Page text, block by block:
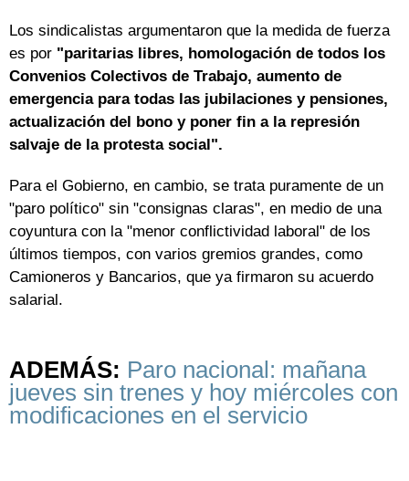
Los sindicalistas argumentaron que la medida de fuerza
es por "paritarias libres, homologación de todos los
Convenios Colectivos de Trabajo, aumento de
emergencia para todas las jubilaciones y pensiones,
actualización del bono y poner fin a la represión
salvaje de la protesta social".
Para el Gobierno, en cambio, se trata puramente de un
"paro político" sin "consignas claras", en medio de una
coyuntura con la "menor conflictividad laboral" de los
últimos tiempos, con varios gremios grandes, como
Camioneros y Bancarios, que ya firmaron su acuerdo
salarial.
ADEMÁS: Paro nacional: mañana
jueves sin trenes y hoy miércoles con
modificaciones en el servicio